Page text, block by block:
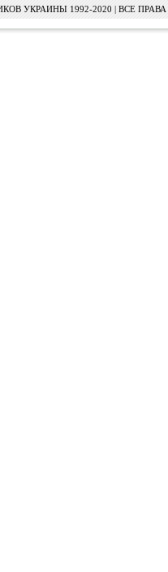
УКРАИНЫ 1992-2020 | ВСЕ